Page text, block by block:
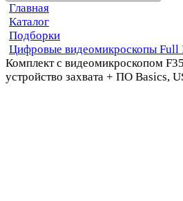
Главная
Каталог
Подборки
Цифровые видеомикроскопы Full
Комплект с видеомикроскопом
устройство захвата + ПО Basics,